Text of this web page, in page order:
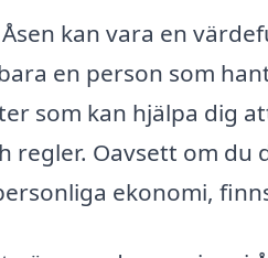
kan vara en
en person som
som kan hjälpa dig
regler. Oavsett om
ekonomi,